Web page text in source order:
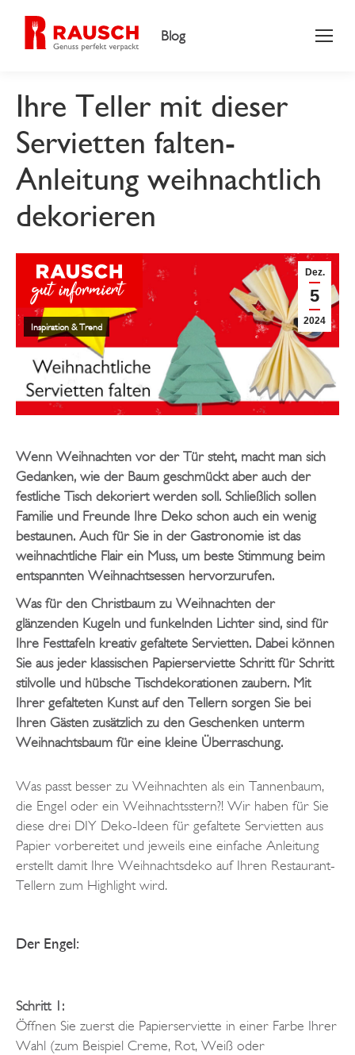
Blog
Ihre Teller mit dieser
Servietten falten-
Anleitung weihnachtlich
dekorieren
Dez.
5
2024
Inspiration & Trend
Wenn Weihnachten vor der Tür steht, macht man sich
Gedanken, wie der Baum geschmückt aber auch der
festliche Tisch dekoriert werden soll. Schließlich sollen
Familie und Freunde Ihre Deko schon auch ein wenig
bestaunen. Auch für Sie in der Gastronomie ist das
weihnachtliche Flair ein Muss, um beste Stimmung beim
entspannten Weihnachtsessen hervorzurufen.
Was für den Christbaum zu Weihnachten der
glänzenden Kugeln und funkelnden Lichter sind, sind für
Ihre Festtafeln kreativ gefaltete Servietten. Dabei können
Sie aus jeder klassischen Papierserviette Schritt für Schritt
stilvolle und hübsche Tischdekorationen zaubern. Mit
Ihrer gefalteten Kunst auf den Tellern sorgen Sie bei
Ihren Gästen zusätzlich zu den Geschenken unterm
Weihnachtsbaum für eine kleine Überraschung.
Was passt besser zu Weihnachten als ein Tannenbaum,
die Engel oder ein Weihnachtsstern?! Wir haben für Sie
diese drei DIY Deko-Ideen für gefaltete Servietten aus
Papier vorbereitet und jeweils eine einfache Anleitung
erstellt damit Ihre Weihnachtsdeko auf Ihren Restaurant-
Tellern zum Highlight wird.
Der Engel:
Schritt 1:
Öffnen Sie zuerst die Papierserviette in einer Farbe Ihrer
Wahl (zum Beispiel Creme, Rot, Weiß oder